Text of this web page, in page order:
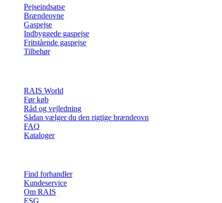
Pejseindsatse
Brændeovne
Gaspejse
Indbyggede gaspejse
Fritstående gaspejse
Tilbehør
RAIS World
Før køb
Råd og vejledning
Sådan vælger du den rigtige brændeovn
FAQ
Kataloger
Find forhandler
Kundeservice
Om RAIS
ESG